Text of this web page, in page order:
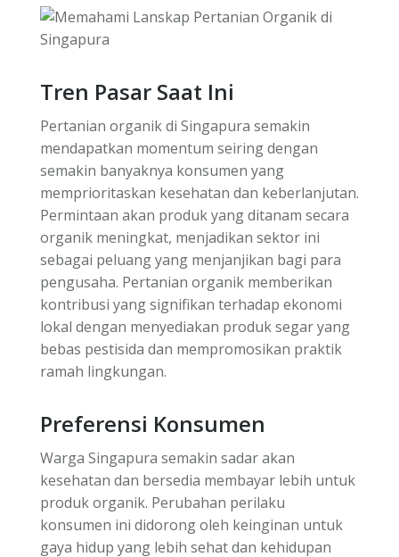
Tren Pasar Saat Ini
Pertanian organik di Singapura semakin
mendapatkan momentum seiring dengan
semakin banyaknya konsumen yang
memprioritaskan kesehatan dan keberlanjutan.
Permintaan akan produk yang ditanam secara
organik meningkat, menjadikan sektor ini
sebagai peluang yang menjanjikan bagi para
pengusaha. Pertanian organik memberikan
kontribusi yang signifikan terhadap ekonomi
lokal dengan menyediakan produk segar yang
bebas pestisida dan mempromosikan praktik
ramah lingkungan.
Preferensi Konsumen
Warga Singapura semakin sadar akan
kesehatan dan bersedia membayar lebih untuk
produk organik. Perubahan perilaku
konsumen ini didorong oleh keinginan untuk
gaya hidup yang lebih sehat dan kehidupan